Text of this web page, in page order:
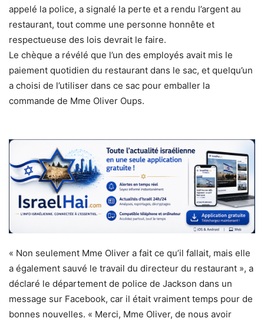
appelé la police, a signalé la perte et a rendu l’argent au
restaurant, tout comme une personne honnête et
respectueuse des lois devrait le faire.
Le chèque a révélé que l’un des employés avait mis le
paiement quotidien du restaurant dans le sac, et quelqu’un
a choisi de l’utiliser dans ce sac pour emballer la
commande de Mme Oliver Oups.
« Non seulement Mme Oliver a fait ce qu’il fallait, mais elle
a également sauvé le travail du directeur du restaurant », a
déclaré le département de police de Jackson dans un
message sur Facebook, car il était vraiment temps pour de
bonnes nouvelles. « Merci, Mme Oliver, de nous avoir